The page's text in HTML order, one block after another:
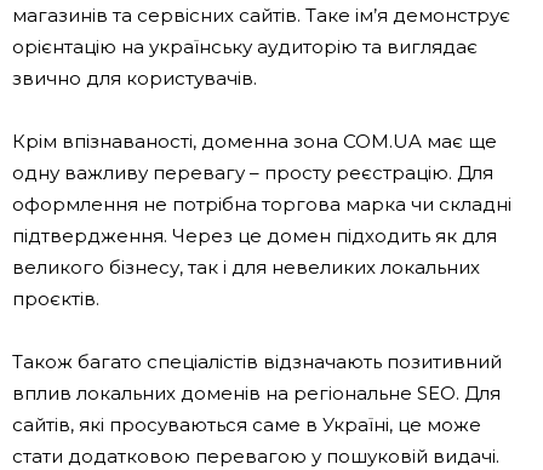
магазинів та сервісних сайтів. Таке ім’я демонструє
орієнтацію на українську аудиторію та виглядає
звично для користувачів.
Крім впізнаваності, доменна зона COM.UA має ще
одну важливу перевагу – просту реєстрацію. Для
оформлення не потрібна торгова марка чи складні
підтвердження. Через це домен підходить як для
великого бізнесу, так і для невеликих локальних
проєктів.
Також багато спеціалістів відзначають позитивний
вплив локальних доменів на регіональне SEO. Для
сайтів, які просуваються саме в Україні, це може
стати додатковою перевагою у пошуковій видачі.